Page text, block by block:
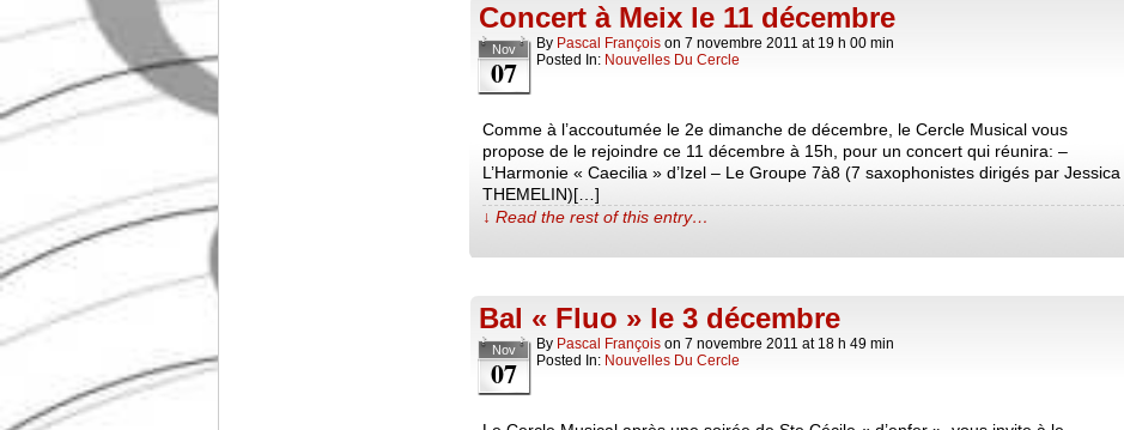
Concert à Meix le 11 décembre
Nov
07
By Pascal François on 7 novembre 2011 at 19 h 00 min
Posted In: Nouvelles Du Cercle
Comme à l’accoutumée le 2e dimanche de décembre, le Cercle Musical vous
propose de le rejoindre ce 11 décembre à 15h, pour un concert qui réunira: –
L’Harmonie « Caecilia » d’Izel – Le Groupe 7à8 (7 saxophonistes dirigés par Jessica
THEMELIN)[…]
↓ Read the rest of this entry…
Bal « Fluo » le 3 décembre
Nov
07
By Pascal François on 7 novembre 2011 at 18 h 49 min
Posted In: Nouvelles Du Cercle